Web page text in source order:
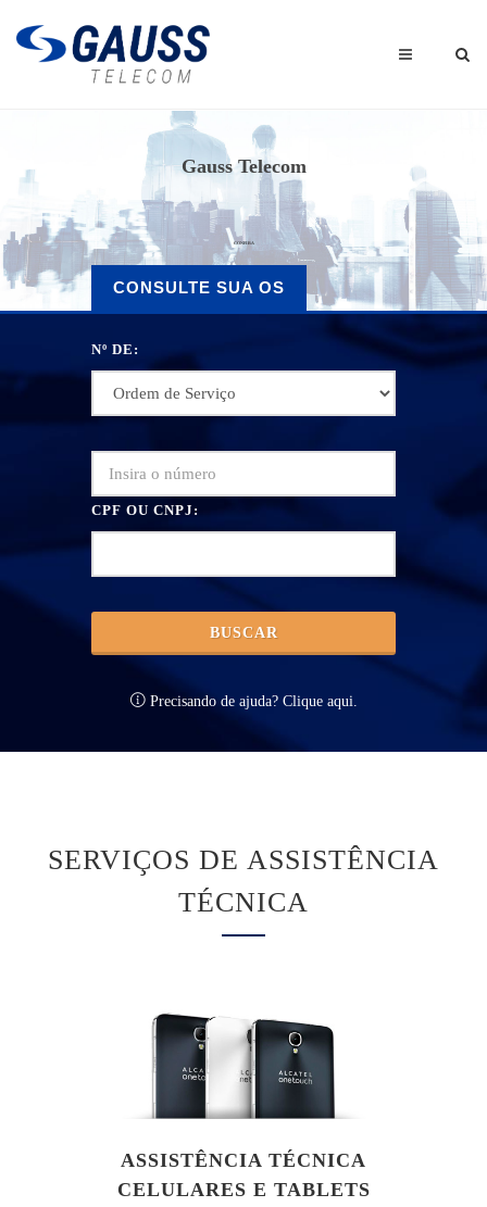
Gauss Telecom
CONFIRA
CONSULTE SUA OS
Nº DE:
CPF OU CNPJ:
BUSCAR
Precisando de ajuda? Clique aqui.
SERVIÇOS DE ASSISTÊNCIA
TÉCNICA
ASSISTÊNCIA TÉCNICA
CELULARES E TABLETS